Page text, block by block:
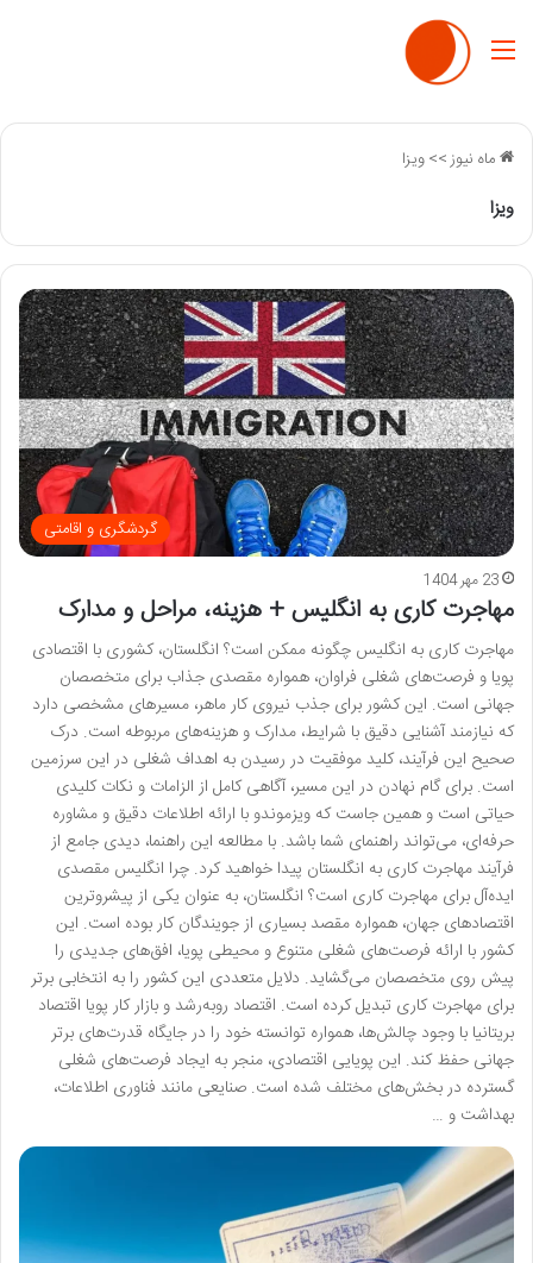
منو
ماه نیوز>>ویزا
ویزا
گردشگری و اقامتی
23 مهر 1404
مهاجرت کاری به انگلیس + هزینه، مراحل و مدارک
مهاجرت کاری به انگلیس چگونه ممکن است؟ انگلستان، کشوری با اقتصادی
پویا و فرصت‌های شغلی فراوان، همواره مقصدی جذاب برای متخصصان
جهانی است. این کشور برای جذب نیروی کار ماهر، مسیرهای مشخصی دارد
که نیازمند آشنایی دقیق با شرایط، مدارک و هزینه‌های مربوطه است. درک
صحیح این فرآیند، کلید موفقیت در رسیدن به اهداف شغلی در این سرزمین
است. برای گام نهادن در این مسیر، آگاهی کامل از الزامات و نکات کلیدی
حیاتی است و همین جاست که ویزموندو با ارائه اطلاعات دقیق و مشاوره
حرفه‌ای، می‌تواند راهنمای شما باشد. با مطالعه این راهنما، دیدی جامع از
فرآیند مهاجرت کاری به انگلستان پیدا خواهید کرد. چرا انگلیس مقصدی
ایده‌آل برای مهاجرت کاری است؟ انگلستان، به عنوان یکی از پیشروترین
اقتصادهای جهان، همواره مقصد بسیاری از جویندگان کار بوده است. این
کشور با ارائه فرصت‌های شغلی متنوع و محیطی پویا، افق‌های جدیدی را
پیش روی متخصصان می‌گشاید. دلایل متعددی این کشور را به انتخابی برتر
برای مهاجرت کاری تبدیل کرده است. اقتصاد روبه‌رشد و بازار کار پویا اقتصاد
بریتانیا با وجود چالش‌ها، همواره توانسته خود را در جایگاه قدرت‌های برتر
جهانی حفظ کند. این پویایی اقتصادی، منجر به ایجاد فرصت‌های شغلی
گسترده در بخش‌های مختلف شده است. صنایعی مانند فناوری اطلاعات،
بهداشت و …